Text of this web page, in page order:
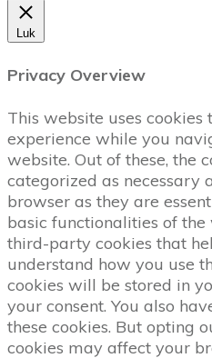
Luk
Privacy Overview
This website uses
experience while you
website. Out of these, the
categorized as necessary
browser as they are
basic functionalities of the
third-party cookies that
understand how you use
cookies will be stored in
your consent. You also
these cookies. But opting
cookies may affect your